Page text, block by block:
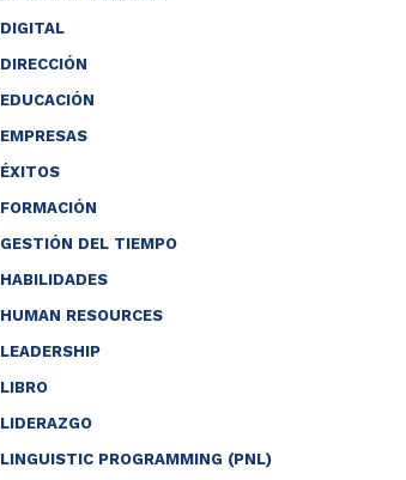
DIGITAL
DIRECCIÓN
EDUCACIÓN
EMPRESAS
ÉXITOS
FORMACIÓN
GESTIÓN DEL TIEMPO
HABILIDADES
HUMAN RESOURCES
LEADERSHIP
LIBRO
LIDERAZGO
LINGUISTIC PROGRAMMING (PNL)